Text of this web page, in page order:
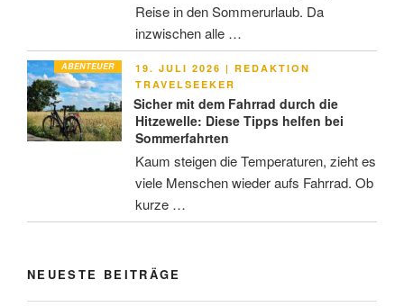
Reise in den Sommerurlaub. Da
inzwischen alle …
ABENTEUER
VERÖFFENTLICHT
AM
19. JULI 2026 | REDAKTION
TRAVELSEEKER
Sicher mit dem Fahrrad durch die
Hitzewelle: Diese Tipps helfen bei
Sommerfahrten
Kaum steigen die Temperaturen, zieht es
viele Menschen wieder aufs Fahrrad. Ob
kurze …
NEUESTE BEITRÄGE